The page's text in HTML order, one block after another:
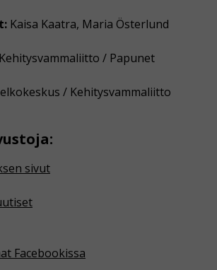
Kaisa Kaatra, Maria Österlund
Kehitysvammaliitto / Papunet
/ Kehitysvammaliitto
sivut
Facebookissa